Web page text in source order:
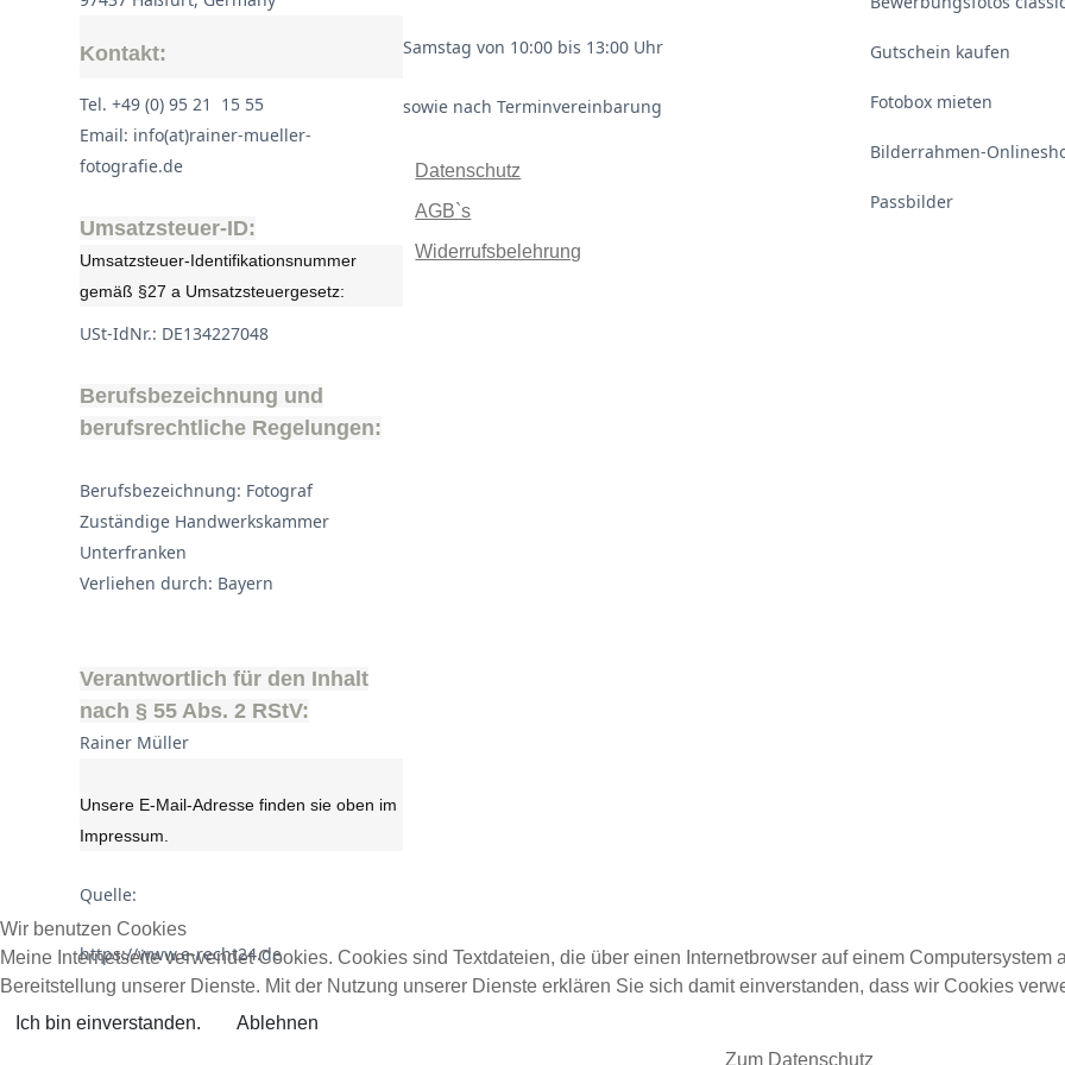
Kontakt:
Tel. +49 (0) 95 21 15 55
Email: info(at)rainer-mueller-
fotografie.de
Umsatzsteuer-ID:
Umsatzsteuer-Identifikationsnummer
gemäß §27 a Umsatzsteuergesetz:
USt-IdNr.: DE134227048
Berufsbezeichnung und
berufsrechtliche Regelungen:
Berufsbezeichnung: Fotograf
Zuständige Handwerkskammer
Unterfranken
Verliehen durch: Bayern
Verantwortlich für den Inhalt
nach § 55 Abs. 2 RStV:
Rainer Müller
Unsere E-Mail-Adresse finden sie oben im
Impressum.
Quelle:
https://www.e-recht24.de
Samstag von 10:00 bis 13:00 Uhr
sowie nach Terminvereinbarung
Datenschutz
AGB`s
Widerrufsbelehrung
Gutschein kaufen
Fotobox mieten
Bilderrahmen-
Passbilder
Wir benutzen Cookies
Meine Internetseite verwendet Cookies. Cookies sind Textdateien, die über einen Internetbrowser auf einem
Bereitstellung unserer Dienste. Mit der Nutzung unserer Dienste erklären Sie sich damit einverstanden, dass wir Cookies
Ich bin einverstanden.
Ablehnen
Zum Datenschutz